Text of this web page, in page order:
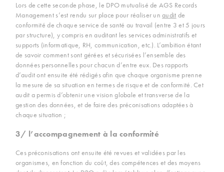
Lors de cette seconde phase, le DPO mutualisé de AGS Records
Management s’est rendu sur place pour réaliser unaudit de
conformité de chaque service de santé au travail (entre 3 et 5 jours
par structure), y compris en auditant les services administratifs et
supports (informatique, RH, communication, etc.). L’ambition étant
de savoir comment sont gérées et sécurisées l’ensemble des
données personnelles pour chacun d’entre eux. Des rapports
d’audit ont ensuite été rédigés afin que chaque organisme prenne
la mesure de sa situation en termes de risque et de conformité. Cet
audit a permis d’obtenir une vision globale et transverse de la
gestion des données, et de faire des préconisations adaptées à
chaque situation ;
3/ l’accompagnement à la conformité
Ces préconisations ont ensuite été revues et validées par les
organismes, en fonction du coût, des compétences et des moyens